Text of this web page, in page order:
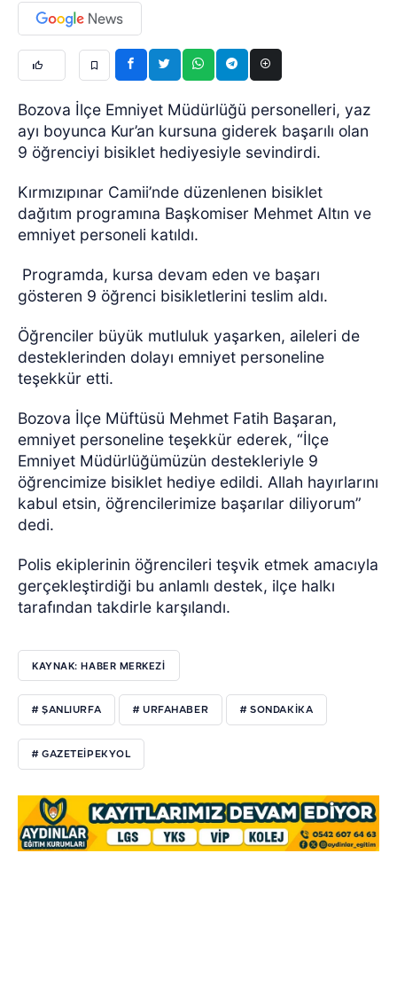
Bozova İlçe Emniyet Müdürlüğü personelleri, yaz
ayı boyunca Kur’an kursuna giderek başarılı olan
9 öğrenciyi bisiklet hediyesiyle sevindirdi.
Kırmızıpınar Camii’nde düzenlenen bisiklet
dağıtım programına Başkomiser Mehmet Altın ve
emniyet personeli katıldı.
Programda, kursa devam eden ve başarı
gösteren 9 öğrenci bisikletlerini teslim aldı.
Öğrenciler büyük mutluluk yaşarken, aileleri de
desteklerinden dolayı emniyet personeline
teşekkür etti.
Bozova İlçe Müftüsü Mehmet Fatih Başaran,
emniyet personeline teşekkür ederek, “İlçe
Emniyet Müdürlüğümüzün destekleriyle 9
öğrencimize bisiklet hediye edildi. Allah hayırlarını
kabul etsin, öğrencilerimize başarılar diliyorum”
dedi.
Polis ekiplerinin öğrencileri teşvik etmek amacıyla
gerçekleştirdiği bu anlamlı destek, ilçe halkı
tarafından takdirle karşılandı.
KAYNAK: HABER MERKEZI
# ŞANLIURFA # URFAHABER # SONDAKIKA
# GAZETEIPEKYOL